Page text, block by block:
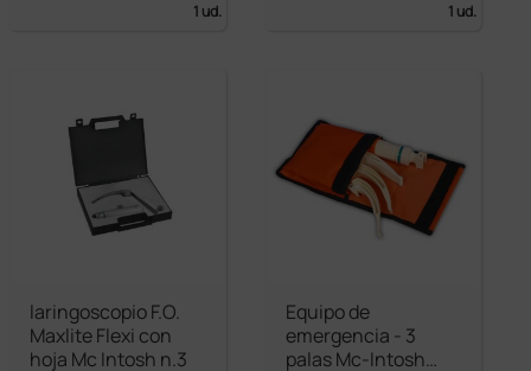
1 ud.
1 ud.
laringoscopio F.O.
Maxlite Flexi con
hoja Mc Intosh n.3
Equipo de
emergencia - 3
palas Mc-Intosh